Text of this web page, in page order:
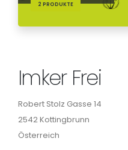
2 PRODUKTE
Imker Frei
Robert Stolz Gasse 14
2542 Kottingbrunn
Österreich